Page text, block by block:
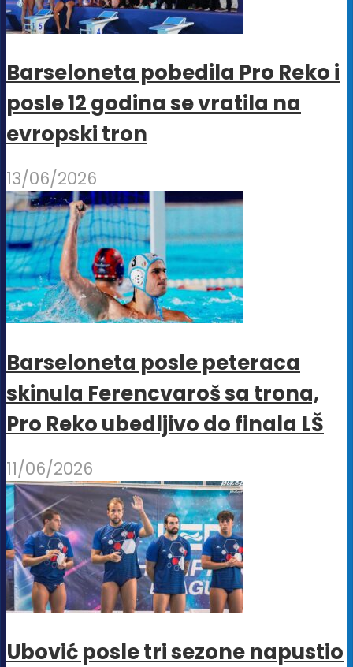
Barseloneta pobedila Pro Reko i
posle 12 godina se vratila na
evropski tron
13/06/2026
Barseloneta posle peteraca
skinula Ferencvaroš sa trona,
Pro Reko ubedljivo do finala LŠ
11/06/2026
Ubović posle tri sezone napustio